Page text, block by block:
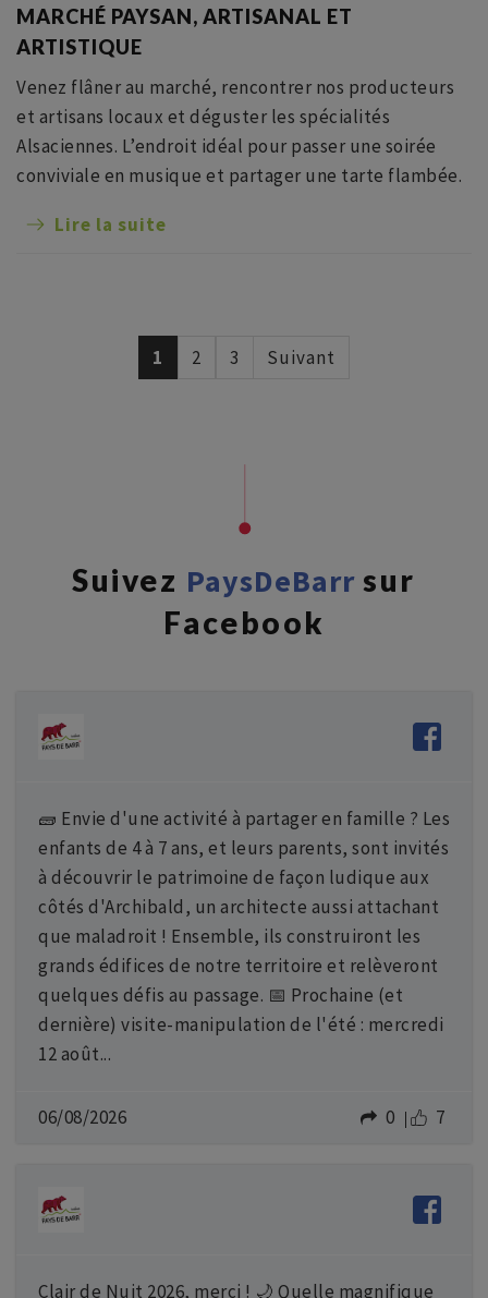
MARCHÉ PAYSAN, ARTISANAL ET
ARTISTIQUE
Venez flâner au marché, rencontrer nos producteurs
et artisans locaux et déguster les spécialités
Alsaciennes. L’endroit idéal pour passer une soirée
conviviale en musique et partager une tarte flambée.
Lire la suite
1 2 3 Suivant
Suivez PaysDeBarrsur
Facebook
🧱 Envie d'une activité à partager en famille ? Les
enfants de 4 à 7 ans, et leurs parents, sont invités
à découvrir le patrimoine de façon ludique aux
côtés d'Archibald, un architecte aussi attachant
que maladroit ! Ensemble, ils construiront les
grands édifices de notre territoire et relèveront
quelques défis au passage. 📅 Prochaine (et
dernière) visite-manipulation de l'été : mercredi
12 août...
06/08/2026 7
0
Clair de Nuit 2026, merci ! 🌙 Quelle magnifique